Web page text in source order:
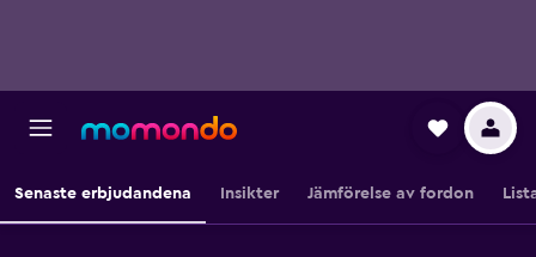
Senaste erbjudandena Insikter Jämförelse av fordon